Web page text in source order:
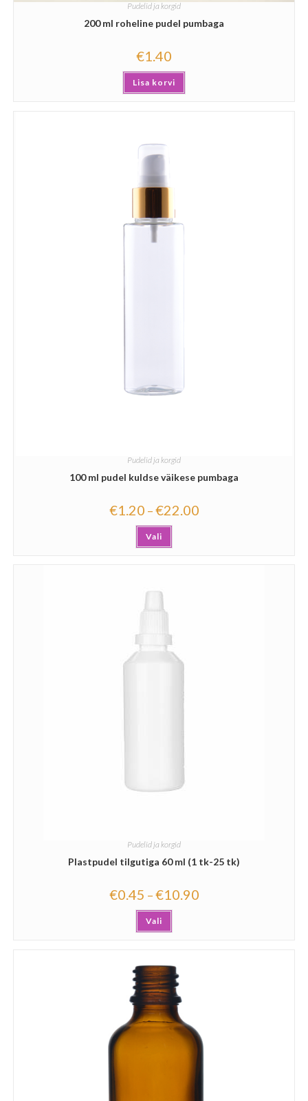
Pudelid ja korgid
200 ml roheline pudel pumbaga
€1.40
Lisa korvi
Pudelid ja korgid
100 ml pudel kuldse väikese pumbaga
€1.20 –€22.00
Vali
Pudelid ja korgid
Plastpudel tilgutiga 60 ml (1 tk-25 tk)
€0.45 –€10.90
Vali